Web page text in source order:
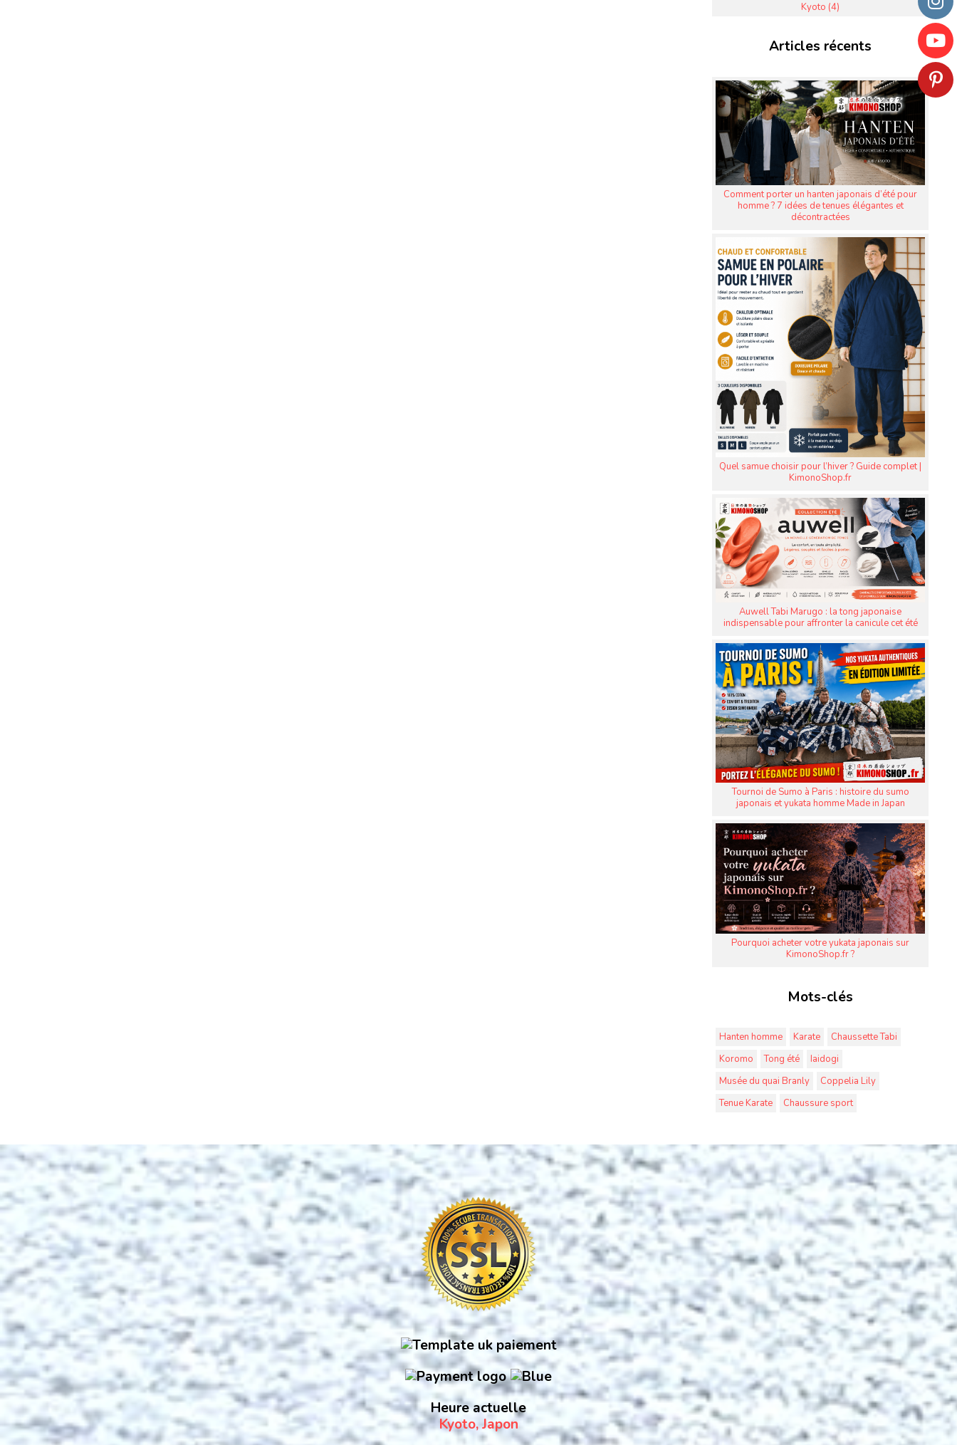
Kyoto (4)
Articles récents
Comment porter un hanten japonais d’été pour
homme ? 7 idées de tenues élégantes et
décontractées
Quel samue choisir pour l’hiver ? Guide complet |
KimonoShop.fr
Auwell Tabi Marugo : la tong japonaise
indispensable pour affronter la canicule cet été
Tournoi de Sumo à Paris : histoire du sumo
japonais et yukata homme Made in Japan
Pourquoi acheter votre yukata japonais sur
KimonoShop.fr ?
Mots-clés
Hanten homme Karate
Chaussette Tabi
Koromo
Tong été
Iaidogi
Musée du quai Branly
Coppelia Lily
Tenue Karate
Chaussure sport
Heure actuelle
Kyoto, Japon